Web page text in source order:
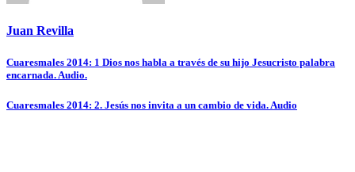
Juan Revilla
Navegación
de
entradas
Cuaresmales 2014: 1 Dios nos habla a través de su hijo Jesucristo palabra
encarnada. Audio.
Cuaresmales 2014: 2. Jesús nos invita a un cambio de vida. Audio